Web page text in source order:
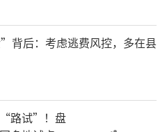
背后：考虑逃费风控，多在县
“路试”！盘